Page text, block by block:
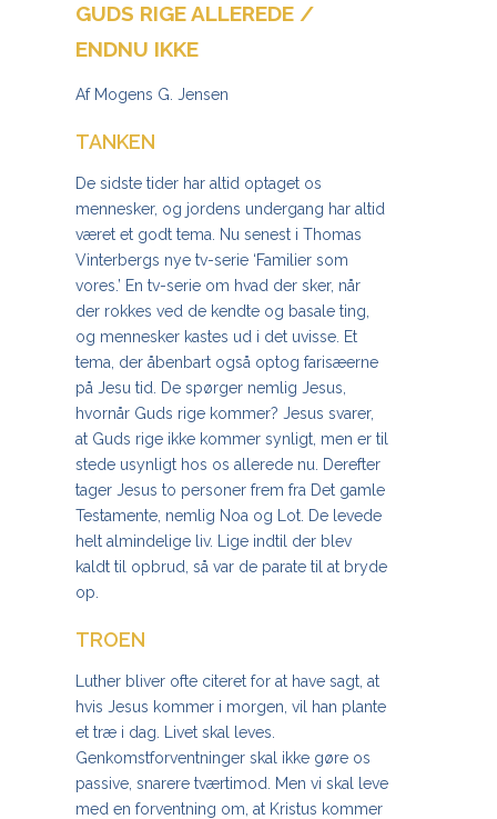
GUDS RIGE ALLEREDE /
ENDNU IKKE
Af Mogens G. Jensen
TANKEN
De sidste tider har altid optaget os
mennesker, og jordens undergang har altid
været et godt tema. Nu senest i Thomas
Vinterbergs nye tv-serie ‘Familier som
vores.’ En tv-serie om hvad der sker, når
der rokkes ved de kendte og basale ting,
og mennesker kastes ud i det uvisse. Et
tema, der åbenbart også optog farisæerne
på Jesu tid. De spørger nemlig Jesus,
hvornår Guds rige kommer? Jesus svarer,
at Guds rige ikke kommer synligt, men er til
stede usynligt hos os allerede nu. Derefter
tager Jesus to personer frem fra Det gamle
Testamente, nemlig Noa og Lot. De levede
helt almindelige liv. Lige indtil der blev
kaldt til opbrud, så var de parate til at bryde
op.
TROEN
Luther bliver ofte citeret for at have sagt, at
hvis Jesus kommer i morgen, vil han plante
et træ i dag. Livet skal leves.
Genkomstforventninger skal ikke gøre os
passive, snarere tværtimod. Men vi skal leve
med en forventning om, at Kristus kommer